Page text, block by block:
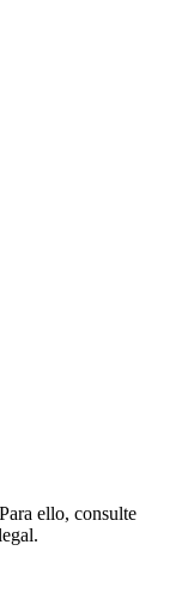
ello, consulte